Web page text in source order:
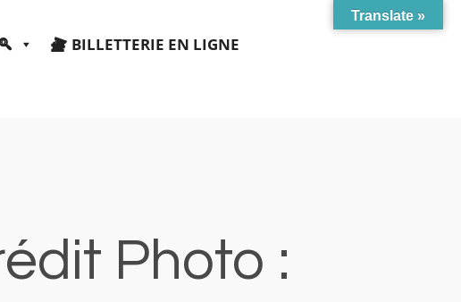
BILLETTERIE EN LIGNE
Photo :
Translate »